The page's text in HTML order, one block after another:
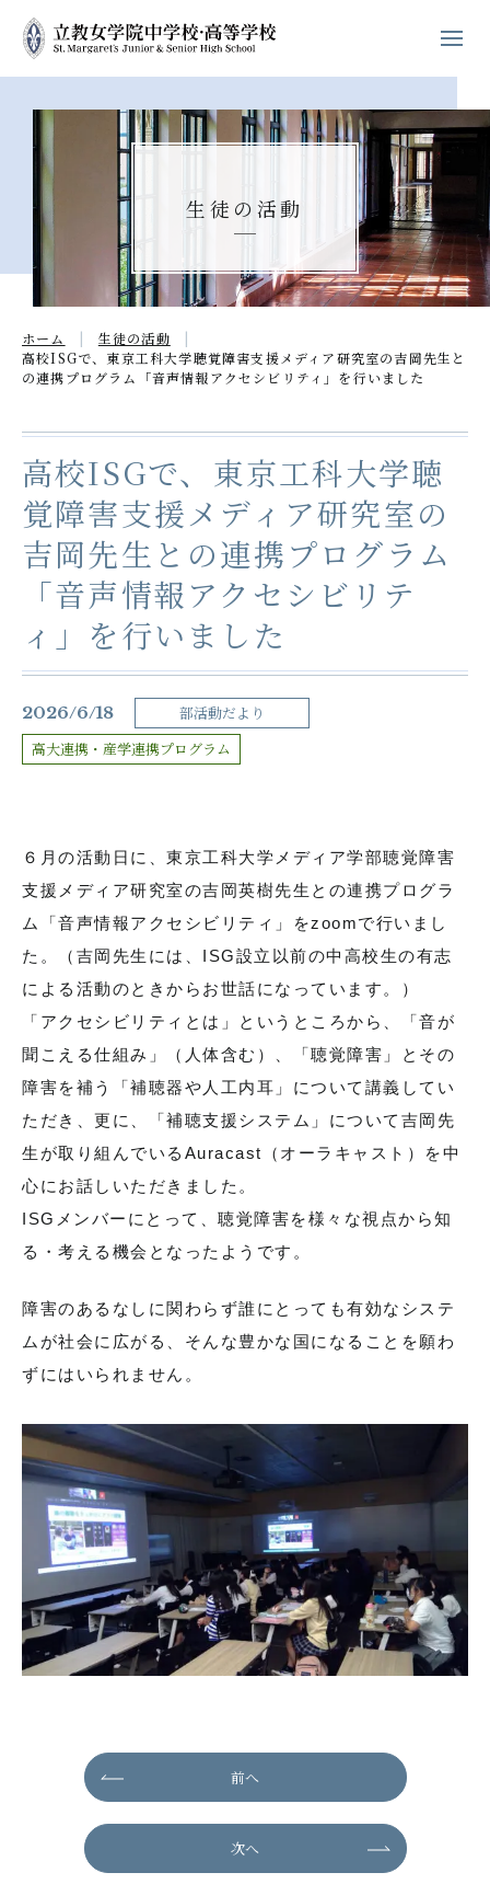
ホーム
学校紹介
立教女学院の キリスト教教育
中高の教育
学校生活
入試案内
各種お問い合わせ
お知らせ 生徒の活動
在校生用書式ダウンロード
塾の皆様へ
サイトマップ
関連リンク
個人情報の取り扱いについて
サイトポリシー
生徒の活動
ホーム
生徒の活動
高校ISGで、東京工科大学聴覚障害支援メディア研究室の吉岡先生と
の連携プログラム「音声情報アクセシビリティ」を行いました
高校ISGで、東京工科大学聴
覚障害支援メディア研究室の
吉岡先生との連携プログラム
「音声情報アクセシビリテ
ィ」を行いました
2026/6/18
部活動だより
高大連携・産学連携プログラム
６月の活動日に、東京工科大学メディア学部聴覚障害
支援メディア研究室の吉岡英樹先生との連携プログラ
ム「音声情報アクセシビリティ」をzoomで行いまし
た。（吉岡先生には、ISG設立以前の中高校生の有志
による活動のときからお世話になっています。）
「アクセシビリティとは」というところから、「音が
聞こえる仕組み」（人体含む）、「聴覚障害」とその
障害を補う「補聴器や人工内耳」について講義してい
ただき、更に、「補聴支援システム」について吉岡先
生が取り組んでいるAuracast（オーラキャスト）を中
心にお話しいただきました。
ISGメンバーにとって、聴覚障害を様々な視点から知
る・考える機会となったようです。
障害のあるなしに関わらず誰にとっても有効なシステ
ムが社会に広がる、そんな豊かな国になることを願わ
ずにはいられません。
前へ
次へ